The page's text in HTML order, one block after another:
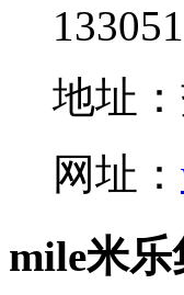
地址
网址：
mile米